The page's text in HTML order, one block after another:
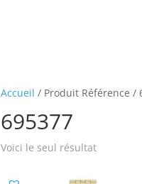
Accueil / Produit Référence /
695377
Voici le seul résultat